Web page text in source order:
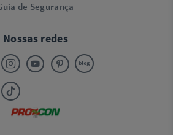
de Segurança
Nossas redes